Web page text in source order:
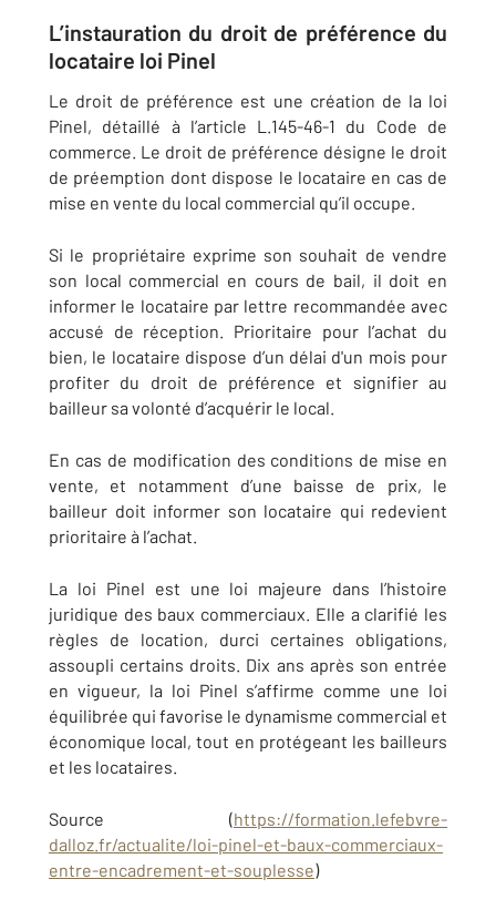
L’instauration du droit de préférence du
locataire loi Pinel
Le droit de préférence est une création de la loi
Pinel, détaillé à l’article L.145-46-1 du Code de
commerce. Le droit de préférence désigne le droit
de préemption dont dispose le locataire en cas de
mise en vente du local commercial qu’il occupe.
Si le propriétaire exprime son souhait de vendre
son local commercial en cours de bail, il doit en
informer le locataire par lettre recommandée avec
accusé de réception. Prioritaire pour l’achat du
bien, le locataire dispose d’un délai d'un mois pour
profiter du droit de préférence et signifier au
bailleur sa volonté d’acquérir le local.
En cas de modification des conditions de mise en
vente, et notamment d’une baisse de prix, le
bailleur doit informer son locataire qui redevient
prioritaire à l’achat.
La loi Pinel est une loi majeure dans l’histoire
juridique des baux commerciaux. Elle a clarifié les
règles de location, durci certaines obligations,
assoupli certains droits. Dix ans après son entrée
en vigueur, la loi Pinel s’affirme comme une loi
équilibrée qui favorise le dynamisme commercial et
économique local, tout en protégeant les bailleurs
et les locataires.
Source (https://formation.lefebvre-
dalloz.fr/actualite/loi-pinel-et-baux-commerciaux-
entre-encadrement-et-souplesse)